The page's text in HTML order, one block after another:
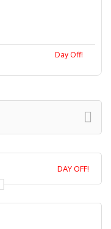
Day Off!
DAY OFF!